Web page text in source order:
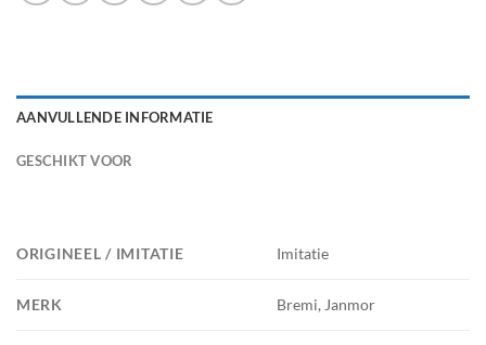
AANVULLENDE INFORMATIE
GESCHIKT VOOR
ORIGINEEL / IMITATIE Imitatie
MERK Bremi, Janmor